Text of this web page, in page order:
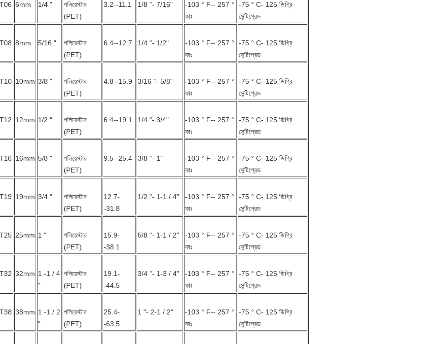
6mm 1/4 "
পলিয়েস্টার
(PET)
3.2--11.1 1/8 "- 7/16"
-103 ° F-- 257 °
ফাঃ
-75 ° C- 125 ডিগ্রি
সেন্টিগ্রেড
8mm 5/16 "
পলিয়েস্টার
(PET)
6.4--12.7 1/4 "- 1/2"
-103 ° F-- 257 °
ফাঃ
-75 ° C- 125 ডিগ্রি
সেন্টিগ্রেড
10mm 3/8 "
পলিয়েস্টার
(PET)
4.8--15.9 3/16 "- 5/8"
-103 ° F-- 257 °
ফাঃ
-75 ° C- 125 ডিগ্রি
সেন্টিগ্রেড
12mm 1/2 "
পলিয়েস্টার
(PET)
6.4--19.1 1/4 "- 3/4"
-103 ° F-- 257 °
ফাঃ
-75 ° C- 125 ডিগ্রি
সেন্টিগ্রেড
16mm 5/8 "
পলিয়েস্টার
(PET)
9.5--25.4 3/8 "- 1"
-103 ° F-- 257 °
ফাঃ
-75 ° C- 125 ডিগ্রি
সেন্টিগ্রেড
19mm 3/4 "
পলিয়েস্টার
(PET)
12.7-
-31.8
1/2 "- 1-1 / 4"
-103 ° F-- 257 °
ফাঃ
-75 ° C- 125 ডিগ্রি
সেন্টিগ্রেড
25mm 1 "
পলিয়েস্টার
(PET)
15.9-
-38.1
5/8 "- 1-1 / 2"
-103 ° F-- 257 °
ফাঃ
-75 ° C- 125 ডিগ্রি
সেন্টিগ্রেড
32mm 1 -1 / 4
"
পলিয়েস্টার
(PET)
19.1-
-44.5
3/4 "- 1-3 / 4"
-103 ° F-- 257 °
ফাঃ
-75 ° C- 125 ডিগ্রি
সেন্টিগ্রেড
38mm 1 -1 / 2
"
পলিয়েস্টার
(PET)
25.4-
-63.5
1 "- 2-1 / 2"
-103 ° F-- 257 °
ফাঃ
-75 ° C- 125 ডিগ্রি
সেন্টিগ্রেড